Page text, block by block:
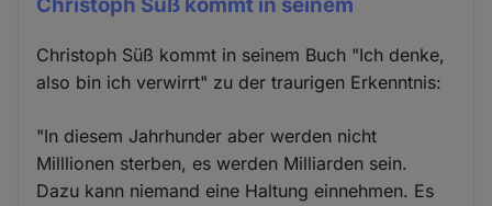
Christoph Süß kommt in seinem
Christoph Süß kommt in seinem Buch "Ich denke,
also bin ich verwirrt" zu der traurigen Erkenntnis:
"In diesem Jahrhunder aber werden nicht
Milllionen sterben, es werden Milliarden sein.
Dazu kann niemand eine Haltung einnehmen. Es